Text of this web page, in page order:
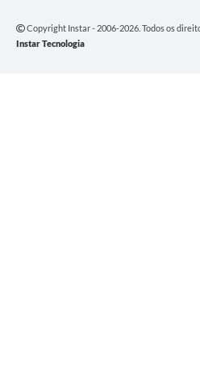
Copyright Instar - 2006-2026. Todos os
Instar Tecnologia